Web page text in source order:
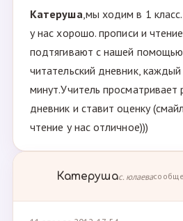
Катеруша,мы ходим в 1
у нас хорошо. прописи и
подтягивают с нашей
читательский дневник,
минут.Учитель
дневник и ставит оценку
чтение у нас отличное)))
Катерушас. юлаева